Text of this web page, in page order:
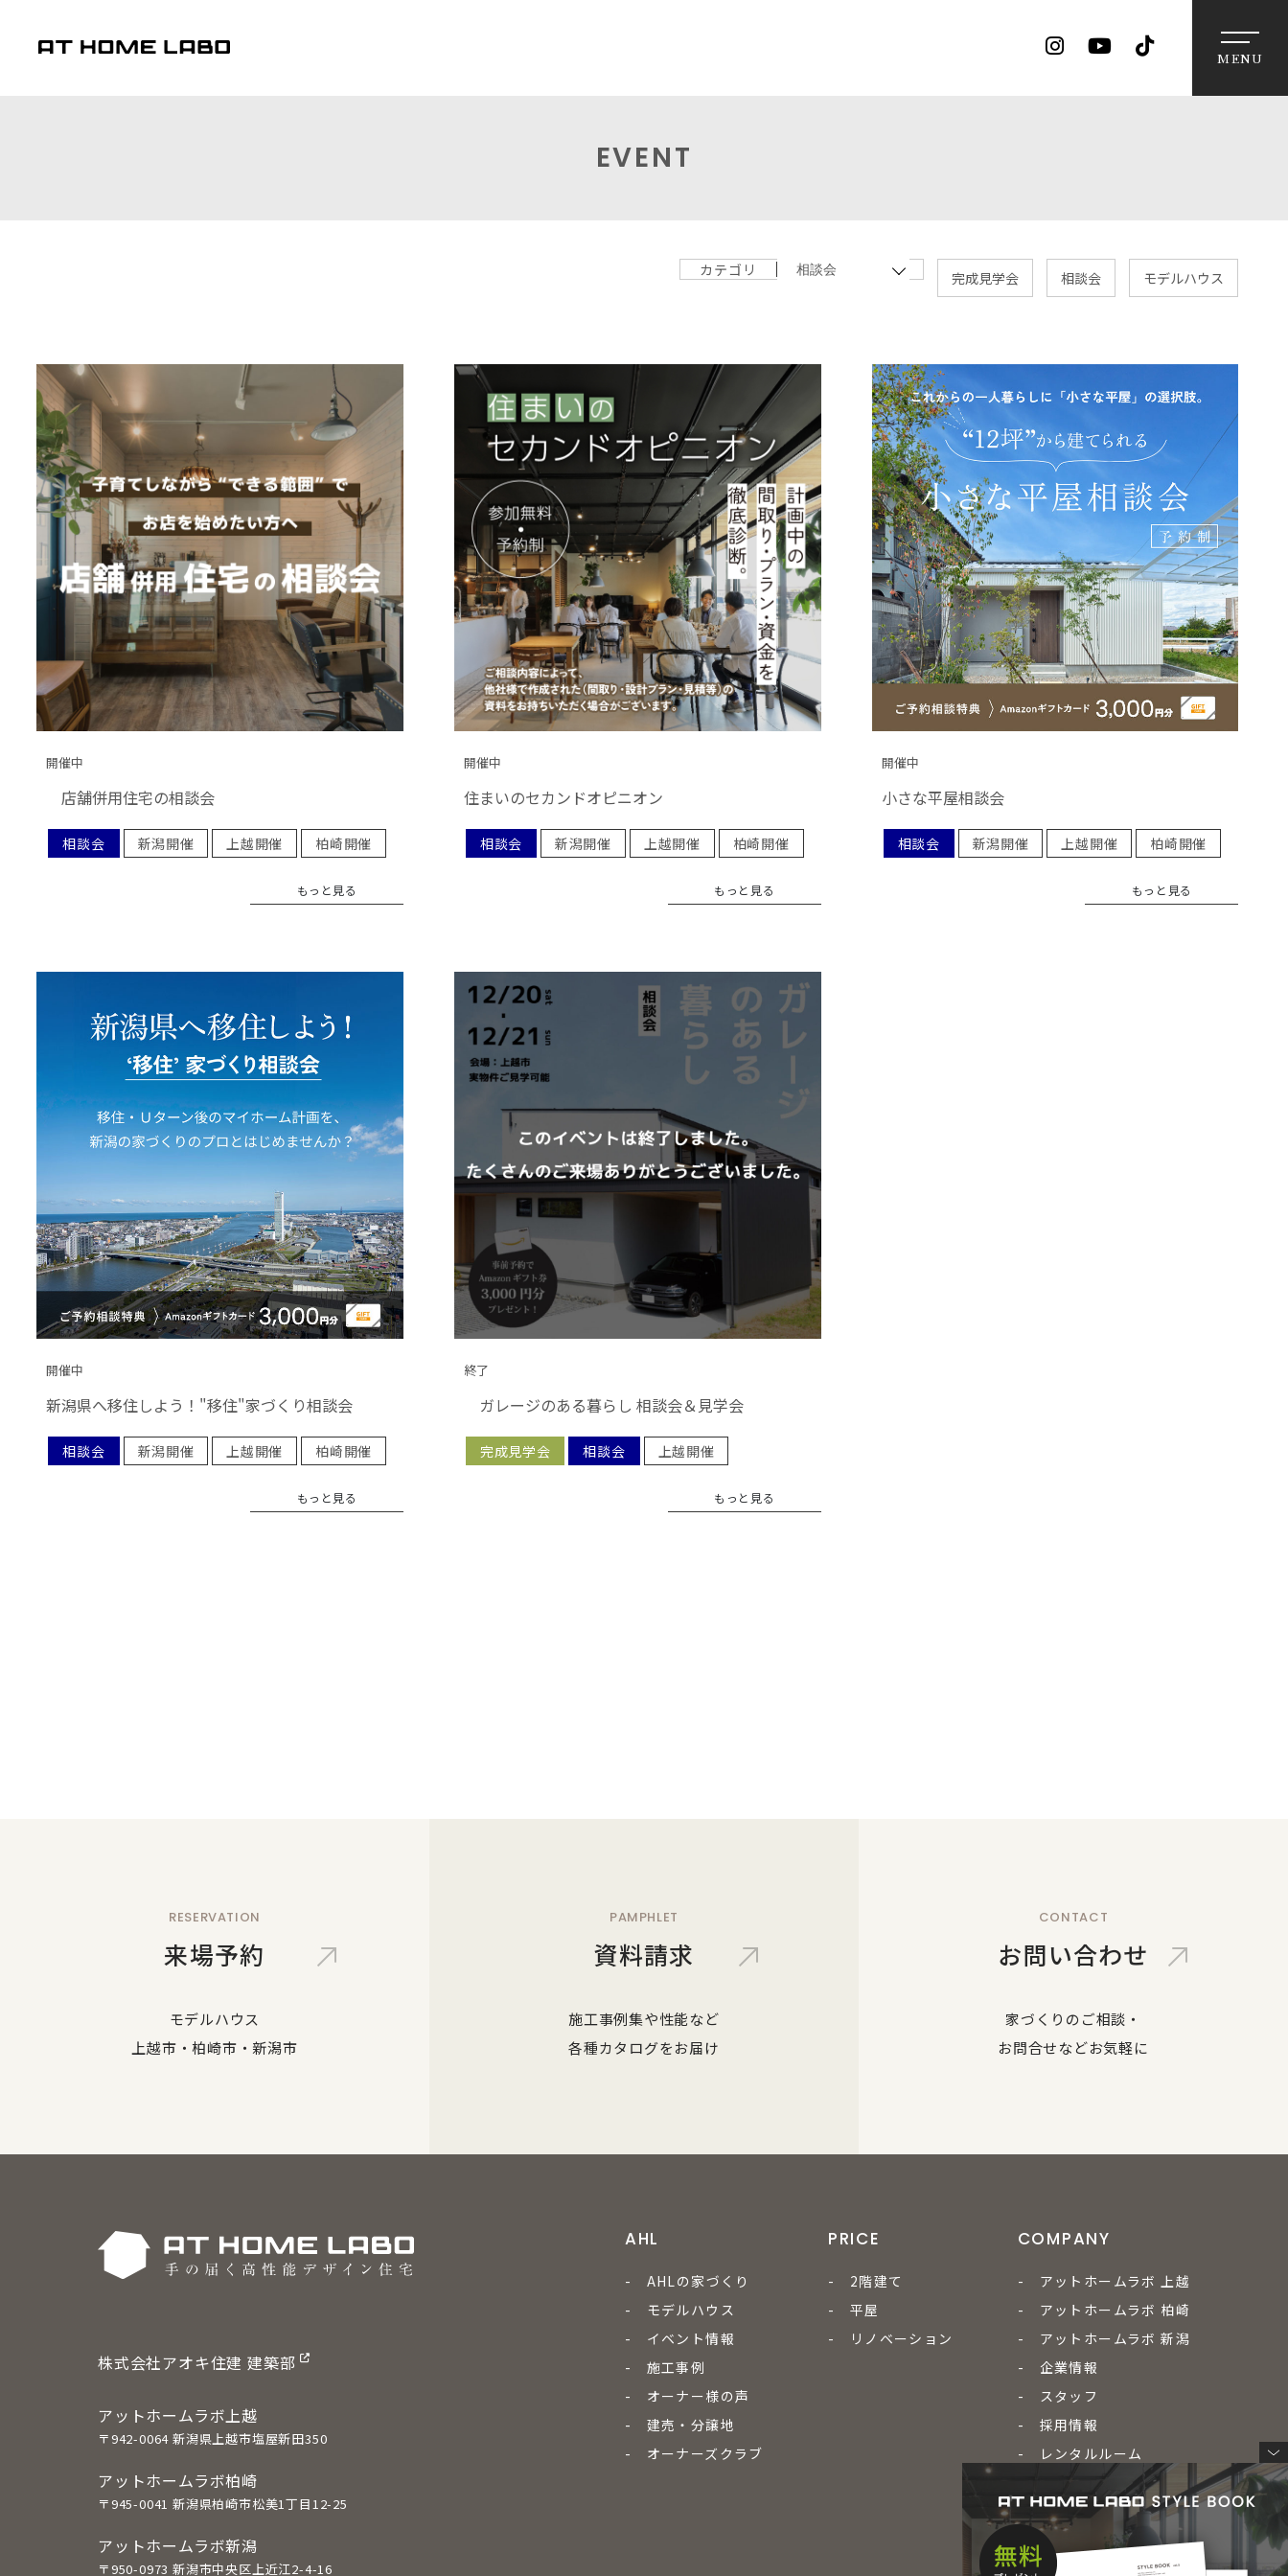
MENU
EVENT
カテゴリ 完成見学会 相談会 モデルハウス
開催中
店舗併用住宅の相談会
相談会 新潟開催 上越開催 柏崎開催
もっと見る
開催中
住まいのセカンドオピニオン
相談会 新潟開催 上越開催 柏崎開催
もっと見る
開催中
小さな平屋相談会
相談会 新潟開催 上越開催 柏崎開催
もっと見る
開催中
新潟県へ移住しよう！"移住"家づくり相談会
相談会 新潟開催 上越開催 柏崎開催
もっと見る
終了
ガレージのある暮らし 相談会＆見学会
完成見学会 相談会 上越開催
もっと見る
RESERVATION
来場予約
モデルハウス
上越市・柏崎市・新潟市
PAMPHLET
資料請求
施工事例集や性能など
各種カタログをお届け
CONTACT
お問い合わせ
家づくりのご相談・
お問合せなどお気軽に
株式会社アオキ住建 建築部
アットホームラボ上越
〒942-0064 新潟県上越市塩屋新田350
アットホームラボ柏崎
〒945-0041 新潟県柏崎市松美1丁目12-25
アットホームラボ新潟
〒950-0973 新潟市中央区上近江2-4-16
AHL
- AHLの家づくり
- モデルハウス
- イベント情報
- 施工事例
- オーナー様の声
- 建売・分譲地
- オーナーズクラブ
PRICE
- 2階建て
- 平屋
- リノベーション
COMPANY
- アットホームラボ 上越
- アットホームラボ 柏崎
- アットホームラボ 新潟
- 企業情報
- スタッフ
- 採用情報
- レンタルルーム
- お問い合わせ